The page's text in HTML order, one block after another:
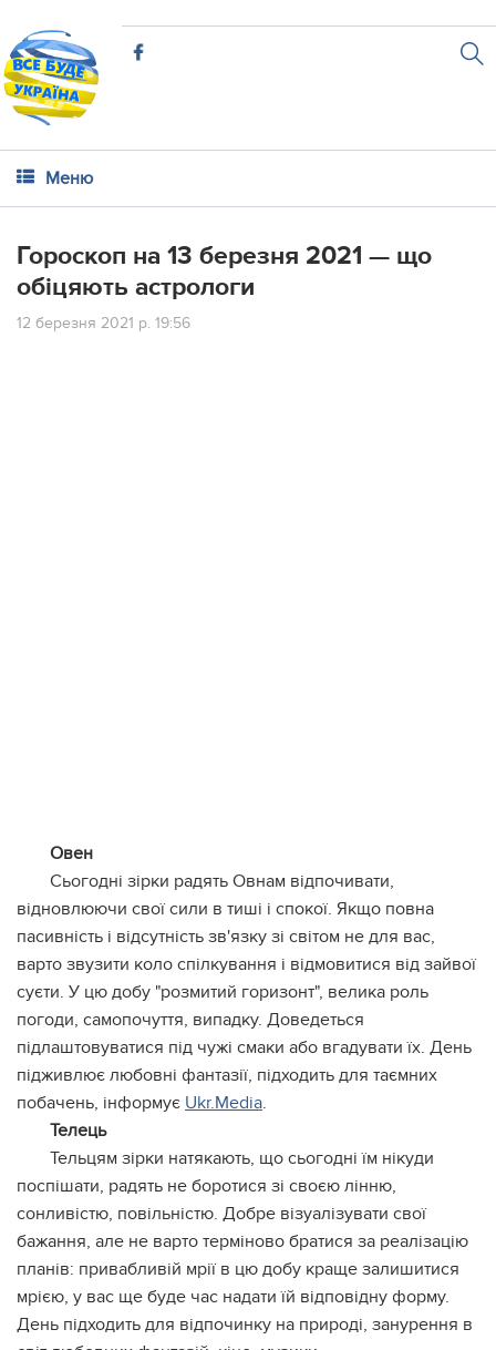
Меню
Гороскоп на 13 березня 2021 — що
обіцяють астрологи
12 березня 2021 р. 19:56
Овен
Сьогодні зірки радять Овнам відпочивати,
відновлюючи свої сили в тиші і спокої. Якщо повна
пасивність і відсутність зв'язку зі світом не для вас,
варто звузити коло спілкування і відмовитися від зайвої
суєти. У цю добу "розмитий горизонт", велика роль
погоди, самопочуття, випадку. Доведеться
підлаштовуватися під чужі смаки або вгадувати їх. День
підживлює любовні фантазії, підходить для таємних
побачень, інформує Ukr.Media.
Телець
Тельцям зірки натякають, що сьогодні їм нікуди
поспішати, радять не боротися зі своєю лінню,
сонливістю, повільністю. Добре візуалізувати свої
бажання, але не варто терміново братися за реалізацію
планів: привабливій мрії в цю добу краще залишитися
мрією, у вас ще буде час надати їй відповідну форму.
День підходить для відпочинку на природі, занурення в